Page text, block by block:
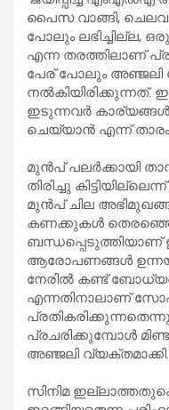
പൈസ വാങ്ങി,
പോലും ലഭിച്ചില്ല,
എന്ന തരത്തിലാണ്
പേര് പോലും
നൽകിയിരിക്കുന്നത്.
ഇടുന്നവർ കാര്യങ്ങൾ
ചെയ്യാൻ എന്ന്
മുൻപ് പലർക്കായി
തിരിച്ചു
മുൻപ് ചില
കണക്കുകൾ
ബന്ധപ്പെടുത്തിയാണ്
ആരോപണങ്ങൾ
നേരിൽ കണ്ട്
എന്നതിനാലാണ്
പ്രചരിക്കുമ്പോൾ
അഞ്ജലി വ്യക്തമാക്കി.
സിനിമ